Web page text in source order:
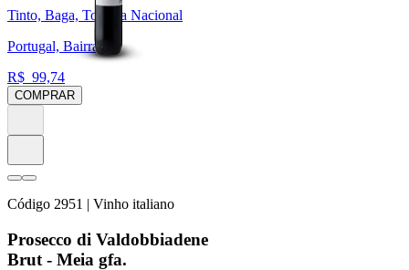
Tinto, Baga, Touriga Nacional
Portugal, Bairrada
R$ 99,74
COMPRAR
Código 2951 | Vinho italiano
Prosecco di Valdobbiadene
Brut - Meia gfa.